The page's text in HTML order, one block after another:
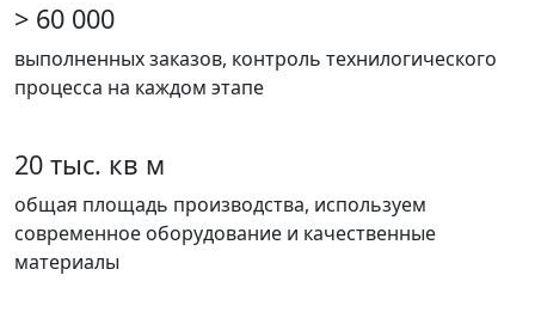
> 60 000
выполненных заказов, контроль технилогического
процесса на каждом этапе
20 тыс. кв м
общая площадь производства, используем
современное оборудование и качественные
материалы